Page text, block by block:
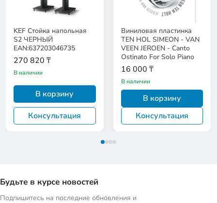
KEF Стойка напольная
S2 ЧЕРНЫЙ
EAN:637203046735
270 820 ₸
В наличии
В корзину
Консультация
Виниловая пластинка
TEN HOL SIMEON - VAN
VEEN JEROEN - Canto
Ostinato For Solo Piano
16 000 ₸
В наличии
В корзину
Консультация
Будьте в курсе новостей
Подпишитесь на последние обновления и